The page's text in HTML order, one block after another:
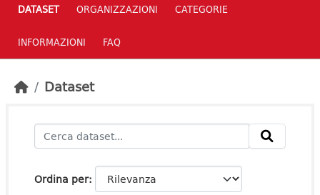
DATASET ORGANIZZAZIONI CATEGORIE
INFORMAZIONI FAQ
Dataset
Ordina per